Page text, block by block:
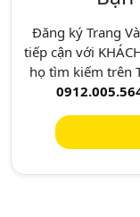
Đăng ký Trang
tiếp cận với
họ tìm kiếm trên